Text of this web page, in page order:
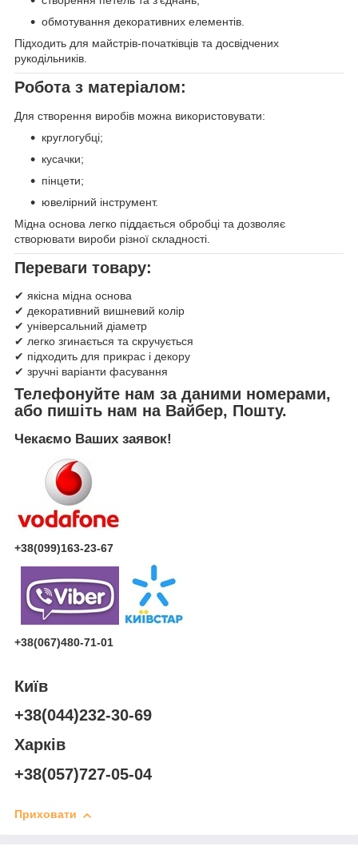
обмотування декоративних елементів.
Підходить для майстрів-початківців та досвідчених
рукодільників.
Робота з матеріалом:
Для створення виробів можна використовувати:
круглогубці;
кусачки;
пінцети;
ювелірний інструмент.
Мідна основа легко піддається обробці та дозволяє
створювати вироби різної складності.
Переваги товару:
✔ якісна мідна основа
✔ декоративний вишневий колір
✔ універсальний діаметр
✔ легко згинається та скручується
✔ підходить для прикрас і декору
✔ зручні варіанти фасування
Телефонуйте нам за даними номерами,
або пишіть нам на Вайбер, Пошту.
Чекаємо Ваших заявок!
+38(099)163-23-67
+38(067)480-71-01
Київ
+38(044)232-30-69
Харків
+38(057)727-05-04
Приховати